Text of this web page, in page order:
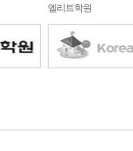
엘리트학원